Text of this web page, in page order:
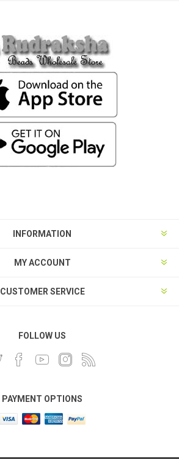
INFORMATION
MY ACCOUNT
CUSTOMER SERVICE
FOLLOW US
PAYMENT OPTIONS